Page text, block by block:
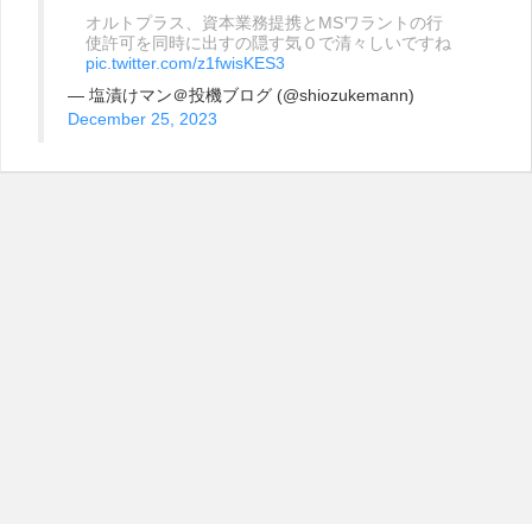
オルトプラス、資本業務提携とMSワラントの行
使許可を同時に出すの隠す気０で清々しいですね
pic.twitter.com/z1fwisKES3
— 塩漬けマン＠投機ブログ (@shiozukemann)
December 25, 2023